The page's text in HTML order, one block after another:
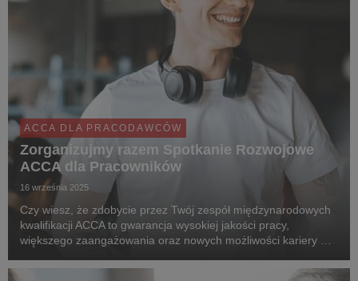
ACCA DLA PRACODAWCÓW
Zorganizujmy razem Spotkanie Rozwojowe
ACCA dla Pracowników
16 września 2025
Czy wiesz, że zdobycie przez Twój zespół międzynarodowych
kwalifikacji ACCA to gwarancja wysokiej jakości pracy,
większego zaangażowania oraz nowych możliwości kariery w